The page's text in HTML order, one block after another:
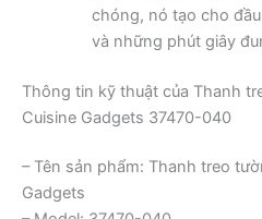
chóng, nó tạo cho
và những phút giây
Thông tin kỹ thuật của Thanh
Cuisine Gadgets 37470-040
– Tên sản phẩm: Thanh treo
Gadgets